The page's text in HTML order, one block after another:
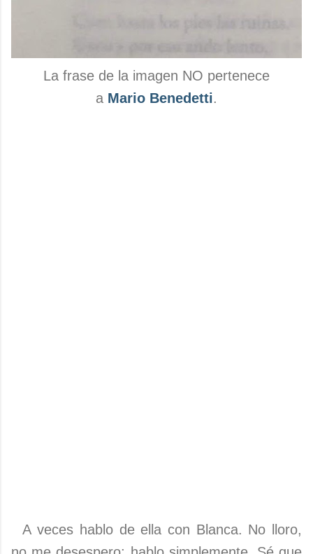
La frase de la imagen NO pertenece
a Mario Benedetti.
A veces hablo de ella con Blanca. No lloro,